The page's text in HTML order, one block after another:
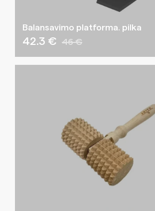
Balansavimo platforma. pilka
42.3 € 46 €